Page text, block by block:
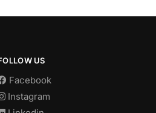
US
Facebook
Instagram